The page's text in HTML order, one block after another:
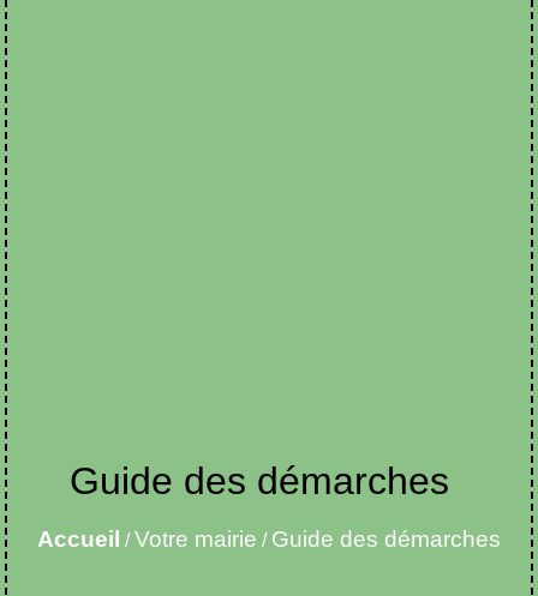
Guide des démarches
Accueil /Votre mairie / Guide des démarches